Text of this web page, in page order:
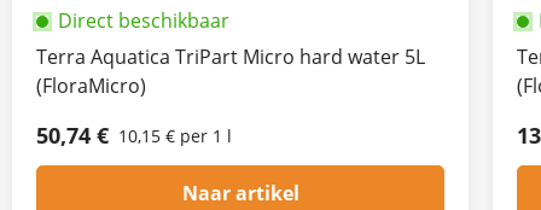
Direct beschikbaar
Terra Aquatica TriPart Micro hard water 5L
(FloraMicro)
50,74 € 10,15 € per 1 l
Naar artikel